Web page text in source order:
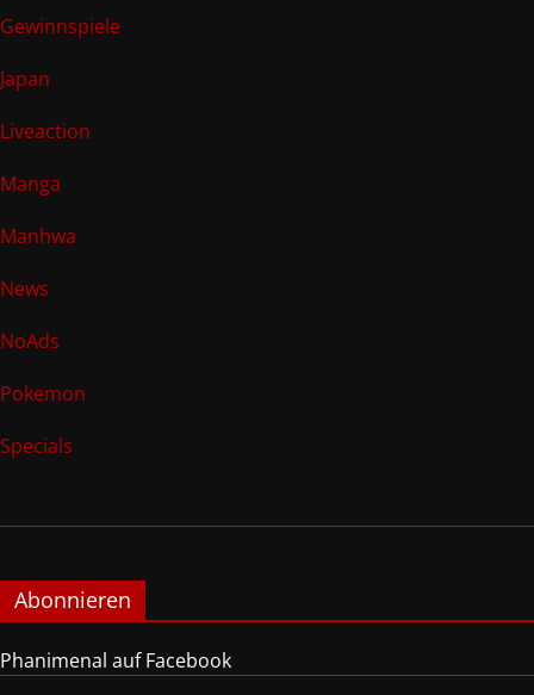
Gewinnspiele
Japan
Liveaction
Manga
Manhwa
News
NoAds
Pokemon
Specials
Abonnieren
Phanimenal auf Facebook